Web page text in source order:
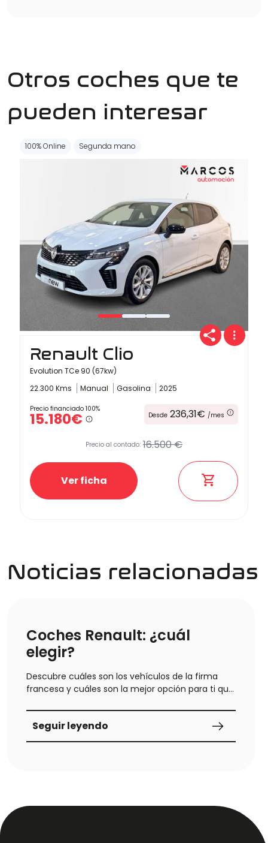
Otros coches que te
pueden interesar
100% Online Segunda mano
Renault Clio
Evolution TCe 90 (67kw)
22.300 Kms
Manual Gasolina 2025
Precio financiado 100%
15.180€ Desde 236,31€ /mes
Precio al contado: 16.500 €
Ver ficha
Noticias relacionadas
Coches Renault: ¿cuál
elegir?
Descubre cuáles son los vehículos de la firma
francesa y cuáles son la mejor opción para ti que
MODRIVE.
Seguir leyendo